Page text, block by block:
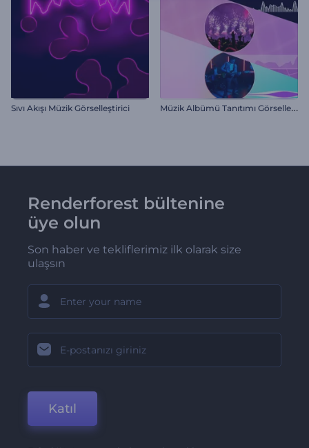
Sıvı Akışı Müzik Görselleştirici M
üzik Albümü Tanıtımı Görselleştirici
Renderforest bültenine
üye olun
Son haber ve tekliflerimiz ilk olarak size
ulaşsın
Katıl